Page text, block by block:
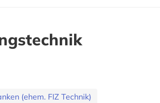
(ehem. FIZ Technik)